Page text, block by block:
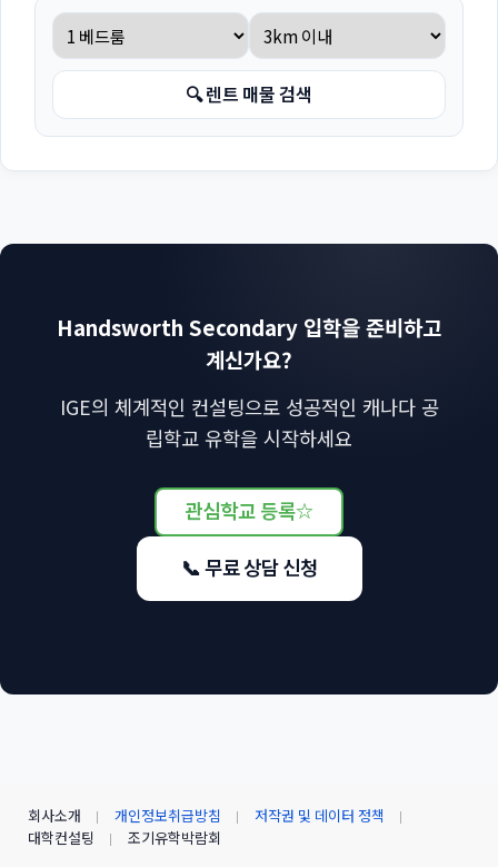
🔍 렌트 매물 검색
Handsworth Secondary 입학을 준비하고
계신가요?
IGE의 체계적인 컨설팅으로 성공적인 캐나다 공
립학교 유학을 시작하세요
관심학교 등록☆
📞 무료 상담 신청
회사소개 개인정보취급방침
저작권 및 데이터 정책
대학컨설팅
조기유학박람회